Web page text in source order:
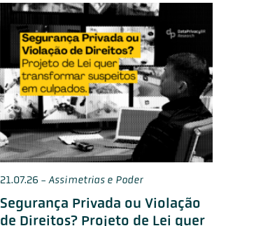
21.07.26 -Assimetrias e Poder
Segurança Privada ou Violação
de Direitos? Projeto de Lei quer